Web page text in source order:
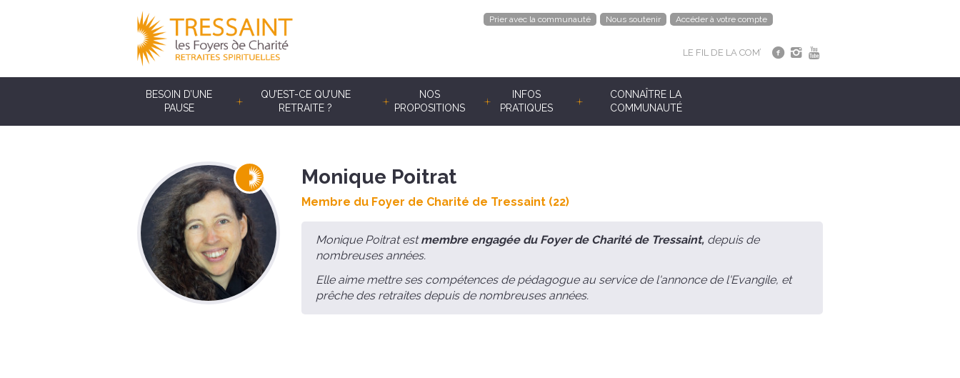
Prier avec la communauté Nous soutenir Accéder à votre compte
LE FIL DE LA COM’
BESOIN D’UNE
PAUSE
QU’EST-CE QU’UNE
RETRAITE ?
NOS
PROPOSITIONS
INFOS
PRATIQUES
CONNAÎTRE LA
COMMUNAUTÉ
Monique Poitrat
Membre du Foyer de Charité de Tressaint (22)
Monique Poitrat estmembre engagée du Foyer de Charité de Tressaint, depuis de
nombreuses années.
Elle aime mettre ses compétences de pédagogue au service de l'annonce de l'Evangile, et
prêche des retraites depuis de nombreuses années.